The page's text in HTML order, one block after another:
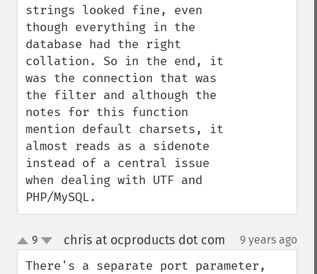
strings looked fine, even
though everything in the
database had the right
collation. So in the end, it
was the connection that was
the filter and although the
notes for this function
mention default charsets, it
almost reads as a sidenote
instead of a central issue
when dealing with UTF and
PHP/MySQL.
up
down
9 chris at ocproducts dot com 9 years ago
There's a separate port parameter,